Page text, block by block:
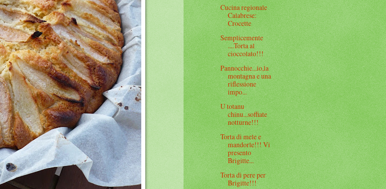
Cucina regionale
Calabrese:
Crocette
Semplicemente
....Torta al
cioccolato!!!
Pannocchie...io,la
montagna e una
riflessione
impo...
U totanu
chinu...soffiate
notturne!!!
Torta di mele e
mandorle!!! Vi
presento
Brigitte...
Torta di pere per
Brigitte!!!